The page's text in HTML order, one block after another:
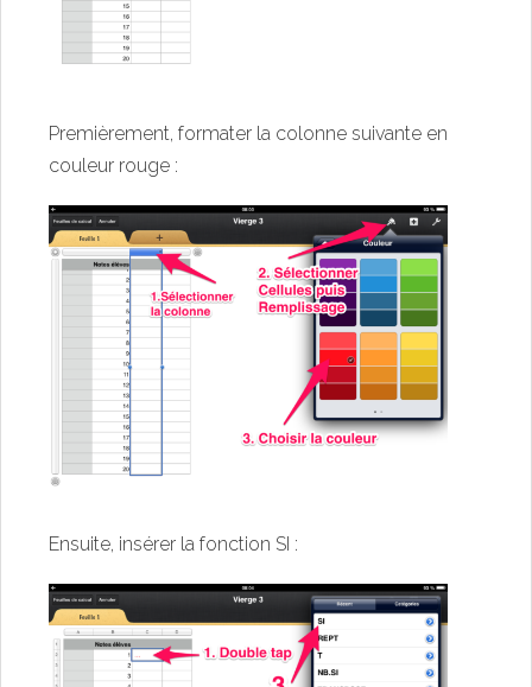
Premièrement, formater la colonne suivante en
couleur rouge :
Ensuite, insérer la fonction SI :